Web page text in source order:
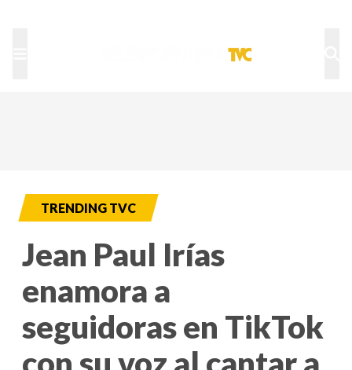
TRENDING TVC
Jean Paul Irías
enamora a
seguidoras en TikTok